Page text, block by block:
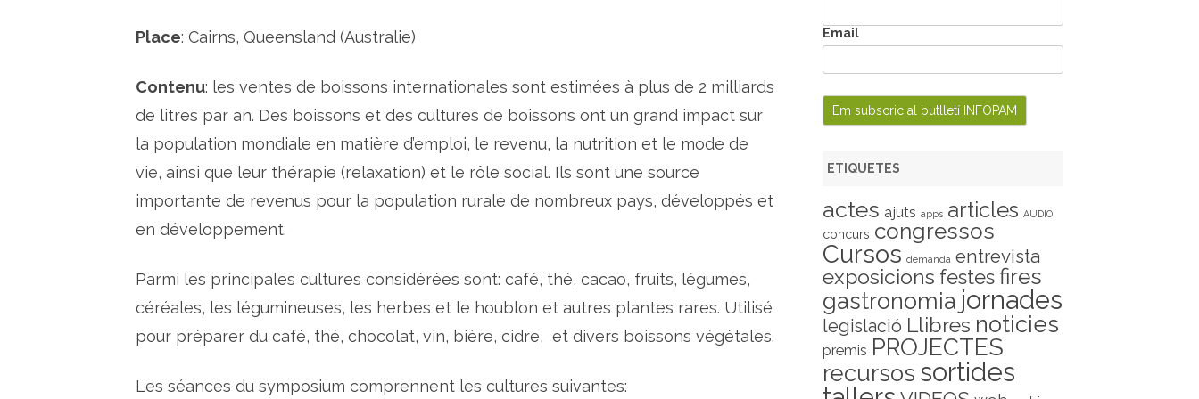
y
p
o
s
i
m
n
t
t
i
o
n
l
l
Place: Cairns, Queensland (Australie)
Contenu: les ventes de boissons internationales sont estimées à plus de 2 milliards
de litres par an. Des boissons et des cultures de boissons ont un grand impact sur
la population mondiale en matière d’emploi, le revenu, la nutrition et le mode de
vie, ainsi que leur thérapie (relaxation) et le rôle social. Ils sont une source
importante de revenus pour la population rurale de nombreux pays, développés et
en développement.
Parmi les principales cultures considérées sont: café, thé, cacao, fruits, légumes,
céréales, les légumineuses, les herbes et le houblon et autres plantes rares. Utilisé
pour préparer du café, thé, chocolat, vin, bière, cidre, et divers boissons végétales.
Les séances du symposium comprennent les cultures suivantes:
Email
ETIQUETES
actes ajuts apps articles AUDIO
concurs congressos
Cursos demanda entrevista
exposicions festes fires
gastronomia jornades
legislació Llibres noticies
premis PROJECTES
recursos sortides